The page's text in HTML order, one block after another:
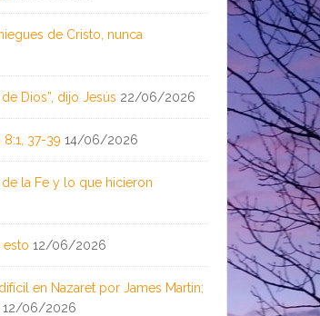
de Cristo, nunca
Dios”, dijo Jesús 22/06/2026
8:1, 37-39 14/06/2026
de la Fe y lo que hicieron
esto 12/06/2026
en Nazaret por James Martin;
12/06/2026